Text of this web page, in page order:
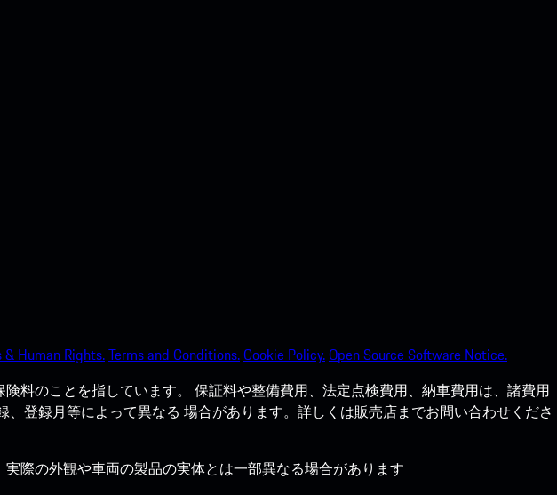
& Human Rights.Terms and Conditions.Cookie Policy.Open Source Software Notice.
料のことを指しています。 保証料や整備費用、法定点検費用、納車費用は、諸費用
登録月等によって異なる 場合があります。詳しくは販売店までお問い合わせくださ
際の外観や車両の製品の実体とは一部異なる場合があります